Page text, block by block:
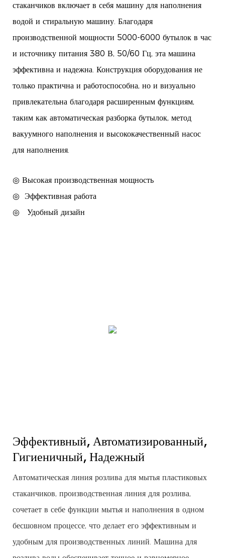
стаканчиков включает в себя машину для наполнения
водой и стиральную машину. Благодаря
производственной мощности 5000-6000 бутылок в час
и источнику питания 380 В, 50/60 Гц, эта машина
эффективна и надежна. Конструкция оборудования не
только практична и работоспособна, но и визуально
привлекательна благодаря расширенным функциям,
таким как автоматическая разборка бутылок, метод
вакуумного наполнения и высококачественный насос
для наполнения.
◎ Высокая производственная мощность
◎ Эффективная работа
◎
Удобный дизайн
Эффективный, Автоматизированный,
Гигиеничный, Надежный
Автоматическая линия розлива для мытья пластиковых
стаканчиков, производственная линия для розлива,
сочетает в себе функции мытья и наполнения в одном
бесшовном процессе, что делает его эффективным и
удобным для производственных линий. Машина для